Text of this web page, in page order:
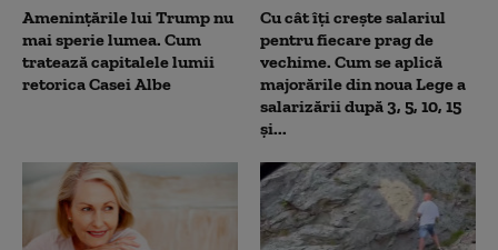
Amenințările lui Trump nu
mai sperie lumea. Cum
tratează capitalele lumii
retorica Casei Albe
Cu cât îți crește salariul
pentru fiecare prag de
vechime. Cum se aplică
majorările din noua Lege a
salarizării după 3, 5, 10, 15
și...